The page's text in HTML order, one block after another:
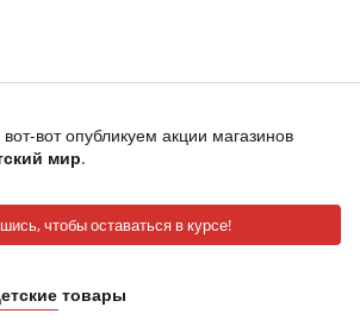
вот опубликуем акции магазинов
мир.
чтобы оставаться в курсе!
товары